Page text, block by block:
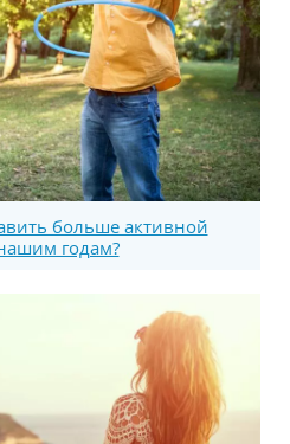
больше активной
годам?